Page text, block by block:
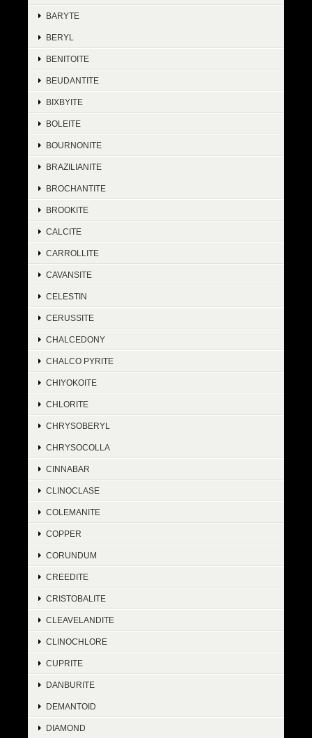
BARYTE
BERYL
BENITOITE
BEUDANTITE
BIXBYITE
BOLEITE
BOURNONITE
BRAZILIANITE
BROCHANTITE
BROOKITE
CALCITE
CARROLLITE
CAVANSITE
CELESTIN
CERUSSITE
CHALCEDONY
CHALCO PYRITE
CHIYOKOITE
CHLORITE
CHRYSOBERYL
CHRYSOCOLLA
CINNABAR
CLINOCLASE
COLEMANITE
COPPER
CORUNDUM
CREEDITE
CRISTOBALITE
CLEAVELANDITE
CLINOCHLORE
CUPRITE
DANBURITE
DEMANTOID
DIAMOND